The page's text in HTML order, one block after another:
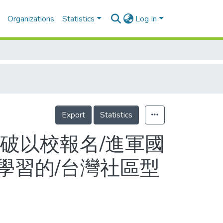
Organizations Statistics Log In
Export Statistics
以校報名/進軍國
習的/台灣社區型